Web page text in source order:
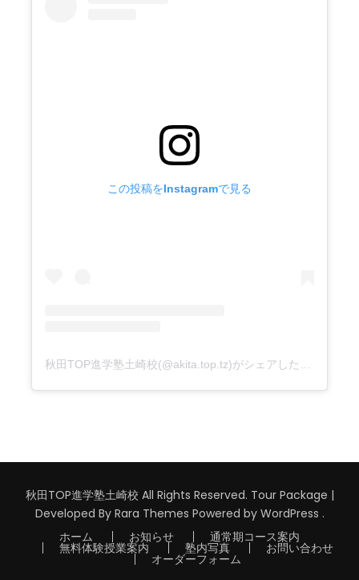
この投稿をInstagramで見る
秋田TOP進学塾土崎校 All Rights Reserved. Tour Package |
Developed By Rara Themes Powered by WordPress .
ホーム
お知らせ 通常期コース案内
無料体験授業案内 塾内写真 お問い合わせ
オーダーフォーム